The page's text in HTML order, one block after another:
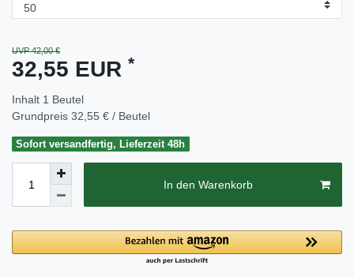
UVP 42,00 €
32,55 EUR *
Inhalt 1 Beutel
Grundpreis 32,55 € / Beutel
Sofort versandfertig, Lieferzeit 48h
In den Warenkorb